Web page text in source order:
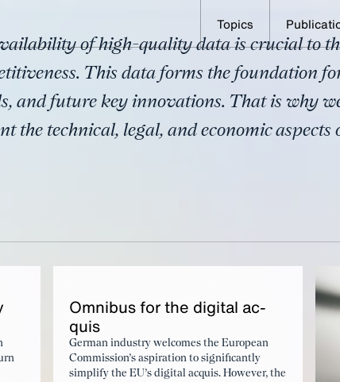
Topics
Economy
of high-quality data is crucial to
This data forms the foundation
and future key innovations. That is why
the technical, legal, and economic aspects
Om­nibus for the dig­i­tal ac­
quis
German industry welcomes the European
Commission’s aspiration to significantly
simplify the EU’s digital acquis. However, the